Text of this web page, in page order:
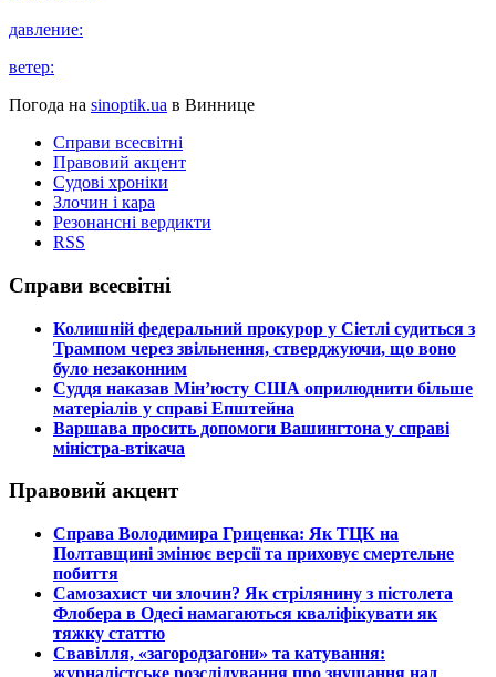
давление:
ветер:
Погода на sinoptik.ua в Виннице
Справи всесвітні
Правовий акцент
Судові хроніки
Злочин і кара
Резонансні вердикти
RSS
Справи всесвітні
​Колишній федеральний прокурор у Сіетлі судиться з
Трампом через звільнення, стверджуючи, що воно
було незаконним
​Суддя наказав Мін’юсту США оприлюднити більше
матеріалів у справі Епштейна
​Варшава просить допомоги Вашингтона у справі
міністра-втікача
Правовий акцент
​Справа Володимира Гриценка: Як ТЦК на
Полтавщині змінює версії та приховує смертельне
побиття
​Самозахист чи злочин? Як стрілянину з пістолета
Флобера в Одесі намагаються кваліфікувати як
тяжку статтю
​Свавілля, «загородзагони» та катування: